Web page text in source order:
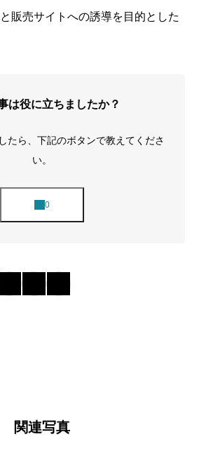
販売サイトへの誘導を目的とした
は役に立ちましたか？
たら、下記のボタンで教えてくださ
い。
関連写真